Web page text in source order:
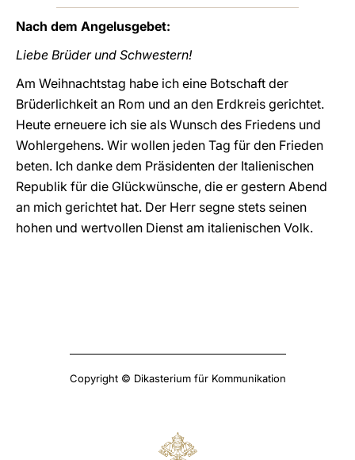
Nach dem Angelusgebet:
Liebe Brüder und Schwestern!
Am Weihnachtstag habe ich eine Botschaft der
Brüderlichkeit an Rom und an den Erdkreis gerichtet.
Heute erneuere ich sie als Wunsch des Friedens und
Wohlergehens. Wir wollen jeden Tag für den Frieden
beten. Ich danke dem Präsidenten der Italienischen
Republik für die Glückwünsche, die er gestern Abend
an mich gerichtet hat. Der Herr segne stets seinen
hohen und wertvollen Dienst am italienischen Volk.
Copyright © Dikasterium für Kommunikation